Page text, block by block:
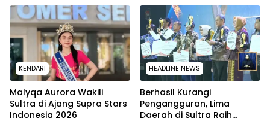
Dikerahkan
KENDARI
Malyqa Aurora Wakili
Sultra di Ajang Supra Stars
Indonesia 2026
HEADLINE NEWS
Berhasil Kurangi
Pengangguran, Lima
Daerah di Sultra Raih